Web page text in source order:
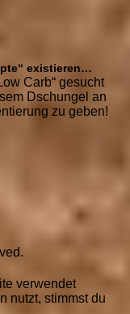
existieren…
Carb“ gesucht
Dschungel an
zu geben!
verwendet
nutzt, stimmst du